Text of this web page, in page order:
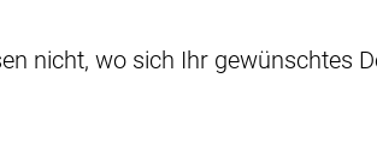
nicht, wo sich Ihr gewünschtes